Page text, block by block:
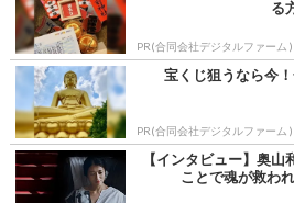
る
PR(合同会社デジタルファーム )
宝くじ狙うなら今
PR(合同会社デジタルファーム )
【インタビュー】奥
ことで魂が救わ